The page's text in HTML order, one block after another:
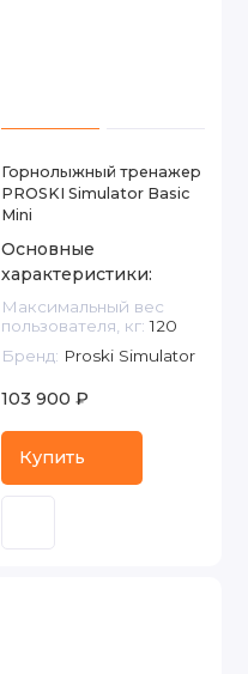
Горнолыжный тренажер
PROSKI Simulator Basic
Mini
Основные
характеристики:
Максимальный вес
пользователя, кг: 120
Бренд: Proski Simulator
103 900 ₽
Купить